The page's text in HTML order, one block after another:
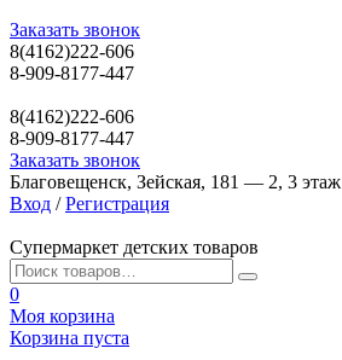
Заказать звонок
8(4162)222-606
8-909-8177-447
8(4162)222-606
8-909-8177-447
Заказать звонок
Благовещенск, Зейская, 181 — 2, 3 этаж
Вход / Регистрация
Супермаркет детских товаров
0
Моя корзина
Корзина пуста